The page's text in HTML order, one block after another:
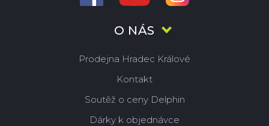
O NÁS
Prodejna Hradec Králové
Kontakt
Soutěž o ceny Delphin
Dárky k objednávce